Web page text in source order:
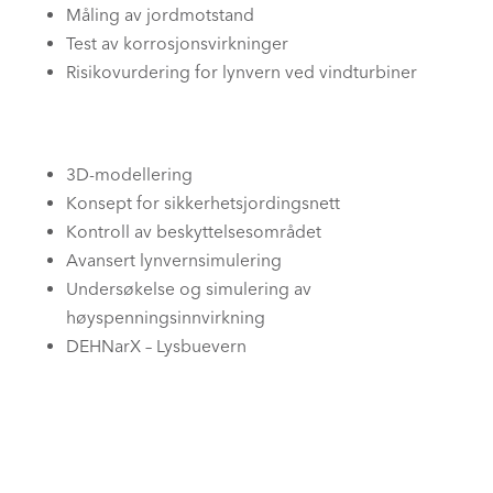
Måling av jordmotstand
Test av korrosjonsvirkninger
Risikovurdering for lynvern ved vindturbiner
3D-modellering
Konsept for sikkerhetsjordingsnett
Kontroll av beskyttelsesområdet
Avansert lynvernsimulering
Undersøkelse og simulering av
høyspenningsinnvirkning
DEHNarX – Lysbuevern